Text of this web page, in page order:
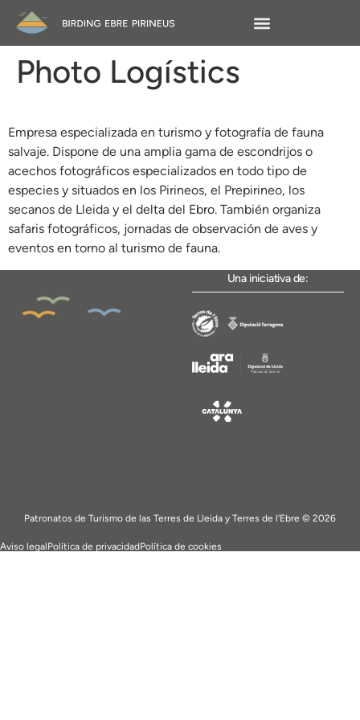
Photo Logístics
Empresa especializada en turismo y fotografía de fauna
salvaje. Dispone de una amplia gama de escondrijos o
acechos fotográficos especializados en todo tipo de
especies y situados en los Pirineos, el Prepirineo, los
secanos de Lleida y el delta del Ebro. También organiza
safaris fotográficos, jornadas de observación de aves y
eventos en torno al turismo de fauna.
Una iniciativa de:
Patronatos de Turismo de las Terres de Lleida y Terres de l’Ebre © 2026
Aviso legalPolítica de privacidadPolítica de cookies